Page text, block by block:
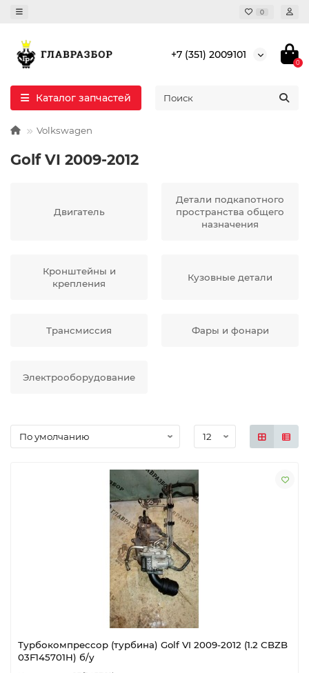
0
+7 (351) 2009101
0
Каталог запчастей
Volkswagen
Golf VI 2009-2012
Двигатель
Детали подкапотного
пространства общего
назначения
Кронштейны и
крепления
Кузовные детали
Трансмиссия Фары и фонари
Электрооборудование
Турбокомпрессор (турбина) Golf VI 2009-2012 (1.2 CBZB
03F145701H) б/у